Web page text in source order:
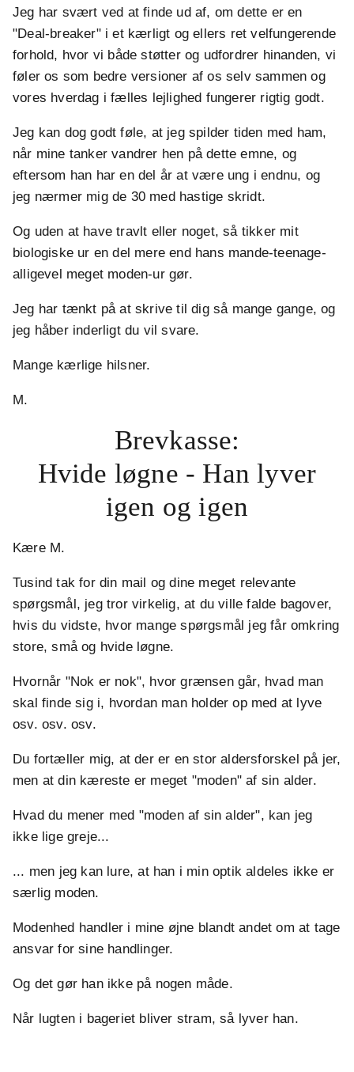
Jeg har svært ved at finde ud af, om dette er en
"Deal-breaker" i et kærligt og ellers ret velfungerende
forhold, hvor vi både støtter og udfordrer hinanden, vi
føler os som bedre versioner af os selv sammen og
vores hverdag i fælles lejlighed fungerer rigtig godt.
Jeg kan dog godt føle, at jeg spilder tiden med ham,
når mine tanker vandrer hen på dette emne, og
eftersom han har en del år at være ung i endnu, og
jeg nærmer mig de 30 med hastige skridt.
Og uden at have travlt eller noget, så tikker mit
biologiske ur en del mere end hans mande-teenage-
alligevel meget moden-ur gør.
Jeg har tænkt på at skrive til dig så mange gange, og
jeg håber inderligt du vil svare.
Mange kærlige hilsner.
M.
Brevkasse:
Hvide løgne - Han lyver
igen og igen
Kære M.
Tusind tak for din mail og dine meget relevante
spørgsmål, jeg tror virkelig, at du ville falde bagover,
hvis du vidste, hvor mange spørgsmål jeg får omkring
store, små og hvide løgne.
Hvornår "Nok er nok", hvor grænsen går, hvad man
skal finde sig i, hvordan man holder op med at lyve
osv. osv. osv.
Du fortæller mig, at der er en stor aldersforskel på jer,
men at din kæreste er meget "moden" af sin alder.
Hvad du mener med "moden af sin alder", kan jeg
ikke lige greje...
... men jeg kan lure, at han i min optik aldeles ikke er
særlig moden.
Modenhed handler i mine øjne blandt andet om at tage
ansvar for sine handlinger.
Og det gør han ikke på nogen måde.
Når lugten i bageriet bliver stram, så lyver han.